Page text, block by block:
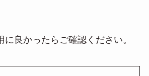
良かったらご確認ください。